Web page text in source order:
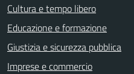
Cultura e tempo libero
Educazione e formazione
Giustizia e sicurezza pubblica
Imprese e commercio